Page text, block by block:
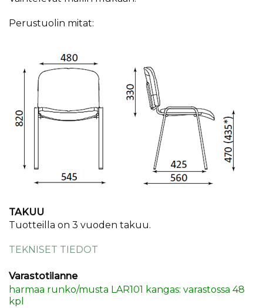
Perustuolin mitat:
TAKUU
​Tuotteilla on 3 vuoden takuu.
TEKNISET TIEDOT
Varastotilanne
harmaa runko/musta LAR101 kangas: varastossa 48
kpl